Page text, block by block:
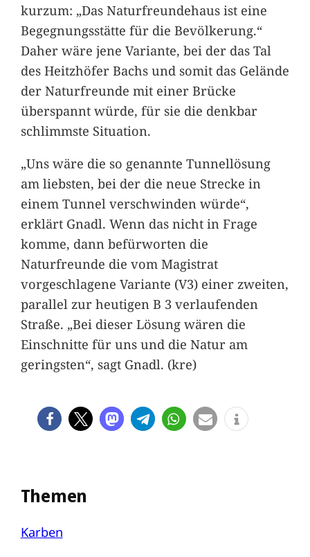
kurzum: „Das Naturfreundehaus ist eine
Begegnungsstätte für die Bevölkerung.“
Daher wäre jene Variante, bei der das Tal
des Heitzhöfer Bachs und somit das Gelände
der Naturfreunde mit einer Brücke
überspannt würde, für sie die denkbar
schlimmste Situation.
„Uns wäre die so genannte Tunnellösung
am liebsten, bei der die neue Strecke in
einem Tunnel verschwinden würde“,
erklärt Gnadl. Wenn das nicht in Frage
komme, dann befürworten die
Naturfreunde die vom Magistrat
vorgeschlagene Variante (V3) einer zweiten,
parallel zur heutigen B 3 verlaufenden
Straße. „Bei dieser Lösung wären die
Einschnitte für uns und die Natur am
geringsten“, sagt Gnadl. (kre)
Themen
Karben